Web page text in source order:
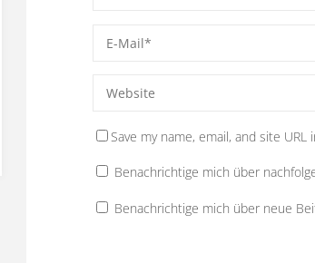
Save my name, email, and site
Benachrichtige mich über
Benachrichtige mich über neue